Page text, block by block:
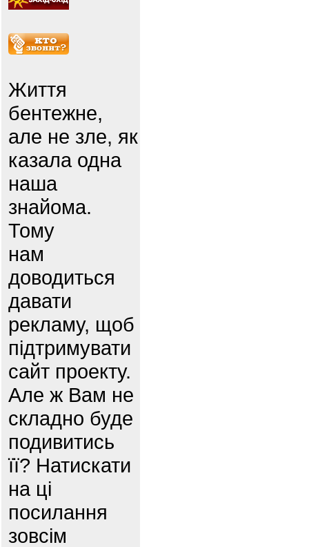
Життя
бентежне,
але не зле, як
казала одна
наша
знайома.
Тому
нам
доводиться
давати
рекламу, щоб
підтримувати
сайт проекту.
Але ж Вам не
складно буде
подивитись
її? Натискати
на ці
посилання
зовсім